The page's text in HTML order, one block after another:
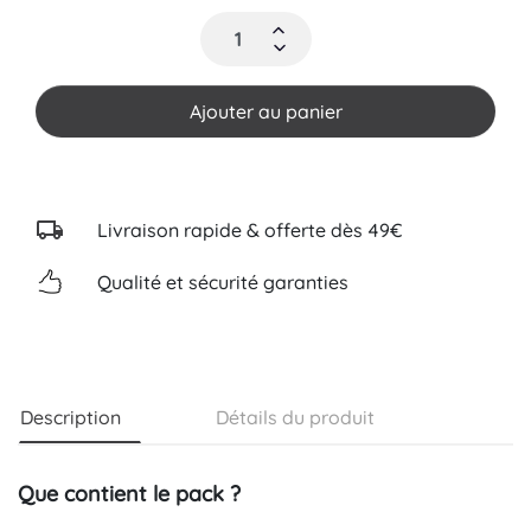
Ajouter au panier
Livraison rapide & offerte dès 49€
Qualité et sécurité garanties
Description Détails du produit
Que contient le pack ?